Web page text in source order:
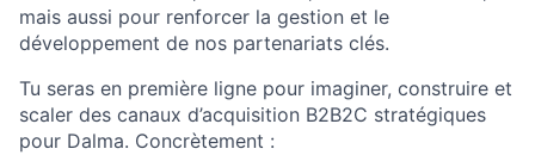
mais aussi pour renforcer la gestion et le
développement de nos partenariats clés.
Tu seras en première ligne pour imaginer, construire et
scaler des canaux d’acquisition B2B2C stratégiques
pour Dalma. Concrètement :